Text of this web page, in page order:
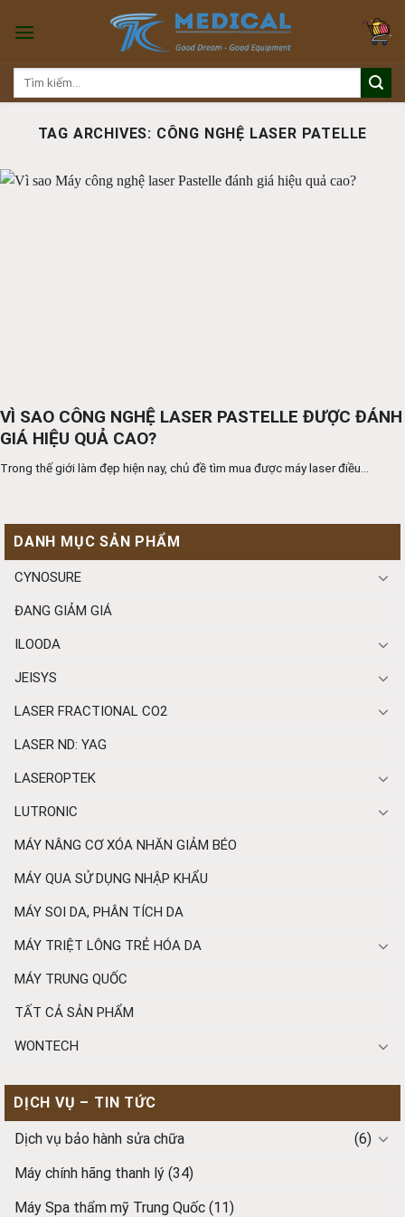
Tìm
TAG ARCHIVES: CÔNG NGHỆ LASER PATELLE
VÌ SAO CÔNG NGHỆ LASER PASTELLE ĐƯỢC ĐÁNH
GIÁ HIỆU QUẢ CAO?
Trong thế giới làm đẹp hiện nay, chủ đề tìm mua được máy laser điều...
DANH MỤC SẢN PHẨM
CYNOSURE
ĐANG GIẢM GIÁ
ILOODA
JEISYS
LASER FRACTIONAL CO2
LASER ND: YAG
LASEROPTEK
LUTRONIC
MÁY NÂNG CƠ XÓA NHĂN GIẢM BÉO
MÁY QUA SỬ DỤNG NHẬP KHẨU
MÁY SOI DA, PHÂN TÍCH DA
MÁY TRIỆT LÔNG TRẺ HÓA DA
MÁY TRUNG QUỐC
TẤT CẢ SẢN PHẨM
WONTECH
DỊCH VỤ – TIN TỨC
Dịch vụ bảo hành sửa chữa
(6)
Máy chính hãng thanh lý (34)
Máy Spa thẩm mỹ Trung Quốc (11)